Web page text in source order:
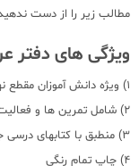
مطالب زیر را از دست
ویژگی های دفتر
1) ویژه دانش آموزان مقطع نهم
2) شامل تمرین ها و فعالیت های کتاب درسی
3) منطبق با کتابهای درسی جدید
4) چاپ تمام رنگی